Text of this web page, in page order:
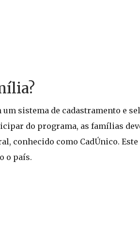
sistema de cadastramento e
do programa, as famílias
conhecido como CadÚnico.
o país.